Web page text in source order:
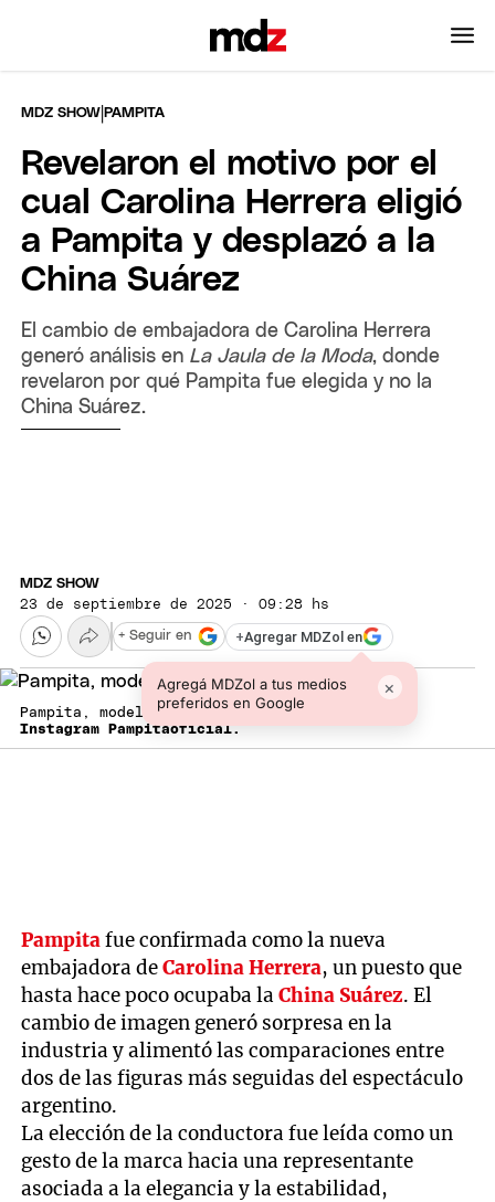
MDZ SHOW |PAMPITA
Revelaron el motivo por el
cual Carolina Herrera eligió
a Pampita y desplazó a la
China Suárez
El cambio de embajadora de Carolina Herrera
generó análisis en La Jaula de la Moda, donde
revelaron por qué Pampita fue elegida y no la
China Suárez.
MDZ SHOW
23 de septiembre de 2025 · 09:28 hs
+Agregar MDZol en
Agregá MDZol a tus medios
preferidos en Google
×
+ Seguir en
Pampita, modelo y conductora.
Instagram Pampitaoficial.
Pampitafue confirmada como la nueva
embajadora deCarolina Herrera, un puesto que
hasta hace poco ocupaba laChina Suárez. El
cambio de imagen generó sorpresa en la
industria y alimentó las comparaciones entre
dos de las figuras más seguidas del espectáculo
argentino.
La elección de la conductora fue leída como un
gesto de la marca hacia una representante
asociada a la elegancia y la estabilidad,